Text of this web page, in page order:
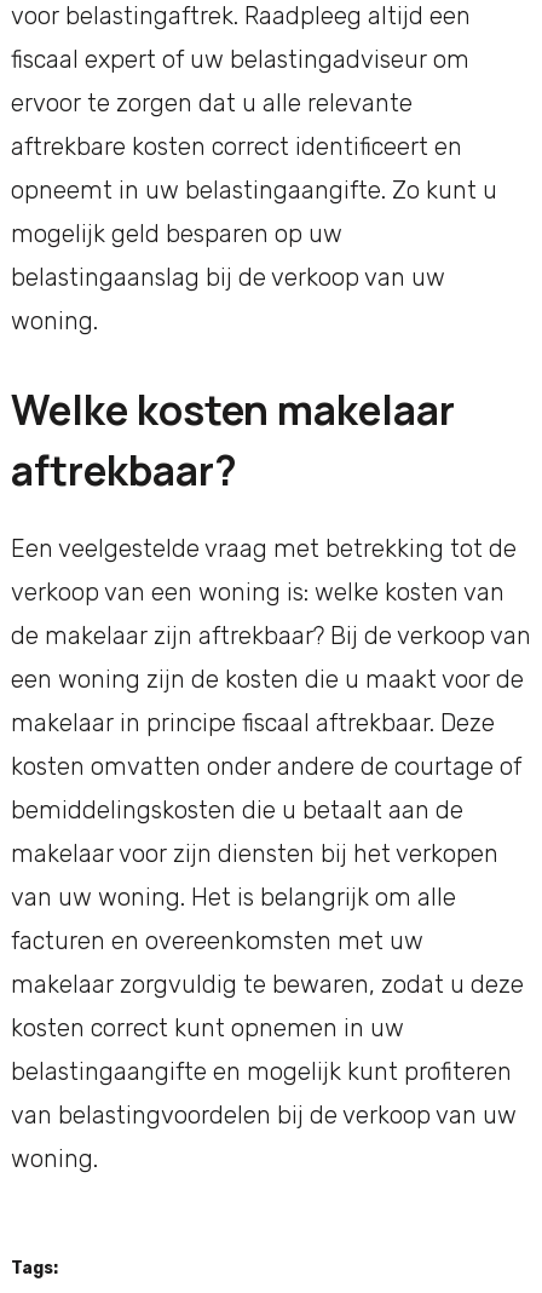
voor belastingaftrek. Raadpleeg altijd een
fiscaal expert of uw belastingadviseur om
ervoor te zorgen dat u alle relevante
aftrekbare kosten correct identificeert en
opneemt in uw belastingaangifte. Zo kunt u
mogelijk geld besparen op uw
belastingaanslag bij de verkoop van uw
woning.
Welke kosten makelaar
aftrekbaar?
Een veelgestelde vraag met betrekking tot de
verkoop van een woning is: welke kosten van
de makelaar zijn aftrekbaar? Bij de verkoop van
een woning zijn de kosten die u maakt voor de
makelaar in principe fiscaal aftrekbaar. Deze
kosten omvatten onder andere de courtage of
bemiddelingskosten die u betaalt aan de
makelaar voor zijn diensten bij het verkopen
van uw woning. Het is belangrijk om alle
facturen en overeenkomsten met uw
makelaar zorgvuldig te bewaren, zodat u deze
kosten correct kunt opnemen in uw
belastingaangifte en mogelijk kunt profiteren
van belastingvoordelen bij de verkoop van uw
woning.
Tags: